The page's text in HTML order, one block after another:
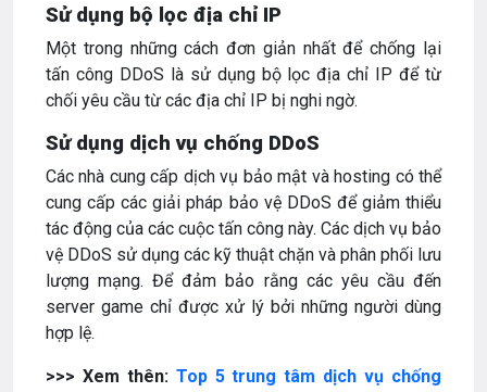
Sử dụng bộ lọc địa chỉ IP
Một trong những cách đơn giản nhất để chống lại
tấn công DDoS là sử dụng bộ lọc địa chỉ IP để từ
chối yêu cầu từ các địa chỉ IP bị nghi ngờ.
Sử dụng dịch vụ chống DDoS
Các nhà cung cấp dịch vụ bảo mật và hosting có thể
cung cấp các giải pháp bảo vệ DDoS để giảm thiểu
tác động của các cuộc tấn công này. Các dịch vụ bảo
vệ DDoS sử dụng các kỹ thuật chặn và phân phối lưu
lượng mạng. Để đảm bảo rằng các yêu cầu đến
server game chỉ được xử lý bởi những người dùng
hợp lệ.
>>> Xem thên: Top 5 trung tâm dịch vụ chống